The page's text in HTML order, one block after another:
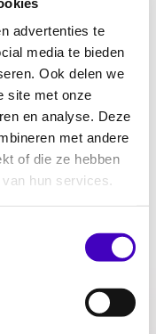
advertenties te
media te bieden
Ook delen we
site met onze
en analyse. Deze
met andere
of die ze hebben
hun services.
reageerde
stelde de
niet in de
op
beschikken.
gang van zaken
de Mens